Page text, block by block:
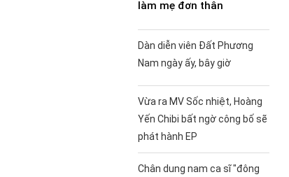
làm mẹ đơn thân
Dàn diễn viên Đất Phương
Nam ngày ấy, bây giờ
Vừa ra MV Sốc nhiệt, Hoàng
Yến Chibi bất ngờ công bố sẽ
phát hành EP
Chân dung nam ca sĩ "đông